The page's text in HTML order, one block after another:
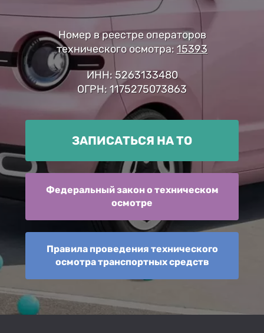
Номер в реестре операторов
технического осмотра:15393
ИНН: 5263133480
ОГРН: 1175275073863
ЗАПИСАТЬСЯ НА ТО
Федеральный закон о техническом
осмотре
Правила проведения технического
осмотра транспортных средств